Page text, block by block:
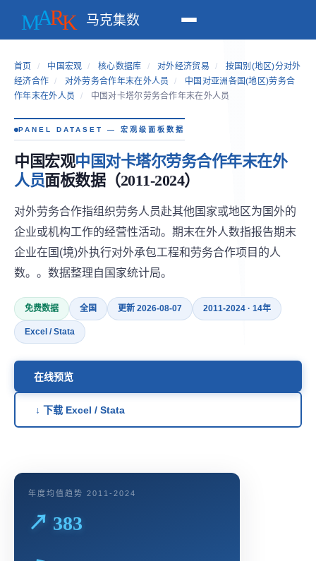
马克集数
首页 / 中国宏观 / 核心数据库 / 对外经济贸易 /
按国别(地区)分对外
经济合作 / 对外劳务合作年末在外人员 /
中国对亚洲各国(地区)劳务合
作年末在外人员
/ 中国对卡塔尔劳务合作年末在外人员
PANEL DATASET — 宏观级面板数据
中国宏观中国对卡塔尔劳务合作年末在外
人员面板数据（2011-2024）
对外劳务合作指组织劳务人员赴其他国家或地区为国外的
企业或机构工作的经营性活动。期末在外人数指报告期末
企业在国(境)外执行对外承包工程和劳务合作项目的人
数。。数据整理自国家统计局。
免费数据 全国 更新 2026-08-07 2011-2024 · 14年
Excel / Stata
在线预览
↓ 下载 Excel / Stata
年度均值趋势 2011-2024
↗ 383